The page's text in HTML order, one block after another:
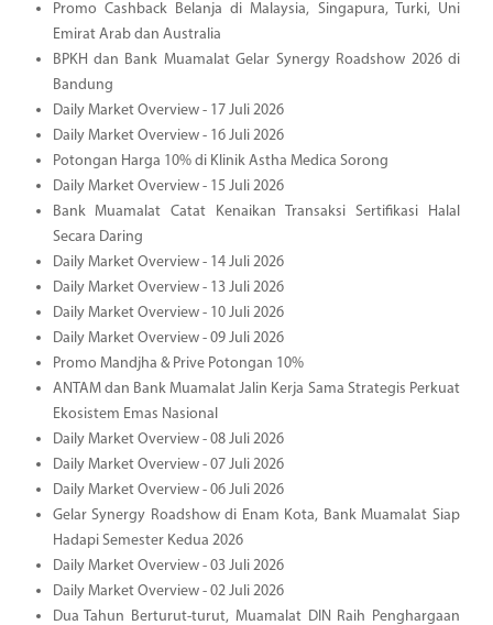
Promo Cashback Belanja di Malaysia, Singapura, Turki, Uni
Emirat Arab dan Australia
BPKH dan Bank Muamalat Gelar Synergy Roadshow 2026 di
Bandung
Daily Market Overview - 17 Juli 2026
Daily Market Overview - 16 Juli 2026
Potongan Harga 10% di Klinik Astha Medica Sorong
Daily Market Overview - 15 Juli 2026
Bank Muamalat Catat Kenaikan Transaksi Sertifikasi Halal
Secara Daring
Daily Market Overview - 14 Juli 2026
Daily Market Overview - 13 Juli 2026
Daily Market Overview - 10 Juli 2026
Daily Market Overview - 09 Juli 2026
Promo Mandjha & Prive Potongan 10%
ANTAM dan Bank Muamalat Jalin Kerja Sama Strategis Perkuat
Ekosistem Emas Nasional
Daily Market Overview - 08 Juli 2026
Daily Market Overview - 07 Juli 2026
Daily Market Overview - 06 Juli 2026
Gelar Synergy Roadshow di Enam Kota, Bank Muamalat Siap
Hadapi Semester Kedua 2026
Daily Market Overview - 03 Juli 2026
Daily Market Overview - 02 Juli 2026
Dua Tahun Berturut-turut, Muamalat DIN Raih Penghargaan